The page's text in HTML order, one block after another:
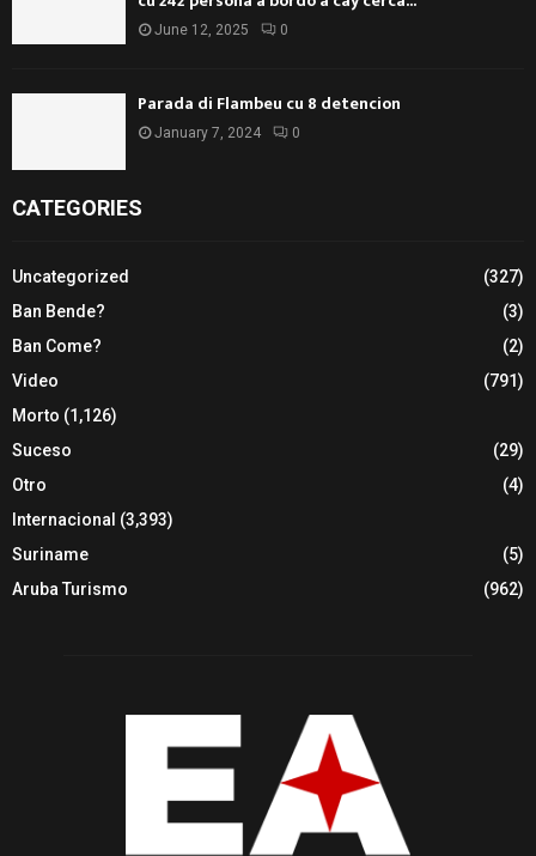
June 12, 2025 0
Parada di Flambeu cu 8 detencion
January 7, 2024 0
CATEGORIES
Uncategorized
(327)
Ban Bende?
(3)
Ban Come?
(2)
Video
(791)
Morto (1,126)
Suceso
(29)
Otro
(4)
Internacional (3,393)
Suriname
(5)
Aruba Turismo
(962)